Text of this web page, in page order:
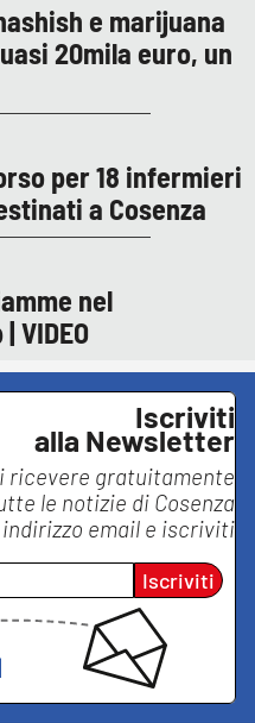
e marijuana
20mila euro, un
per 18 infermieri
a Cosenza
nel
VIDEO
Iscriviti
alla Newsletter
ricevere gratuitamente
le notizie di Cosenza
email e iscriviti
Iscriviti